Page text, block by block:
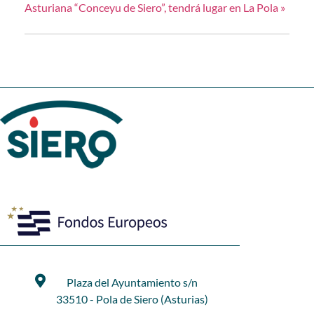
Asturiana “Conceyu de Siero”, tendrá lugar en La Pola »
Plaza del Ayuntamiento s/n
33510 - Pola de Siero (Asturias)